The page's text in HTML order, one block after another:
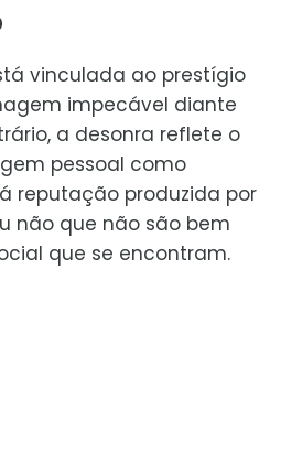
vinculada ao prestígio
impecável diante
a desonra reflete o
pessoal como
reputação produzida por
não que não são bem
que se encontram.